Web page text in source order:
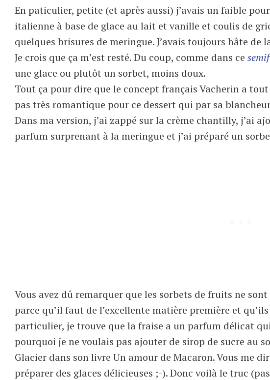
En paticulier, petite (et après aussi) j’avais un faible
italienne à base de glace au lait et vanille et coulis de
quelques brisures de meringue. J’avais toujours hâte
Je crois que ça m’est resté. Du coup, comme dans ce
une glace ou plutôt un sorbet, moins doux.
Tout ça pour dire que le concept français Vacherin a
pas très romantique pour ce dessert qui par sa
Dans ma version, j’ai zappé sur la crème chantilly, j’ai
parfum surprenant à la meringue et j’ai préparé un
Vous avez dû remarquer que les sorbets de fruits ne
parce qu’il faut de l’excellente matière première et
particulier, je trouve que la fraise a un parfum délicat
pourquoi je ne voulais pas ajouter de sirop de sucre au
Glacier dans son livre Un amour de Macaron. Vous me
préparer des glaces délicieuses ;-). Donc voilà le truc